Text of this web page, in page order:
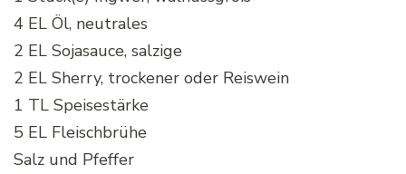
4 EL Öl, neutrales
2 EL Sojasauce, salzige
2 EL Sherry, trockener oder Reiswein
1 TL Speisestärke
5 EL Fleischbrühe
Salz und Pfeffer